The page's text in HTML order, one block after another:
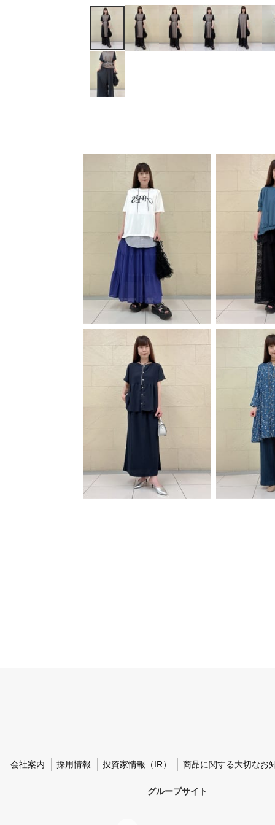
会社案内 採用情報 投資家情報（IR） 商品に関する大切なお
グループサイト